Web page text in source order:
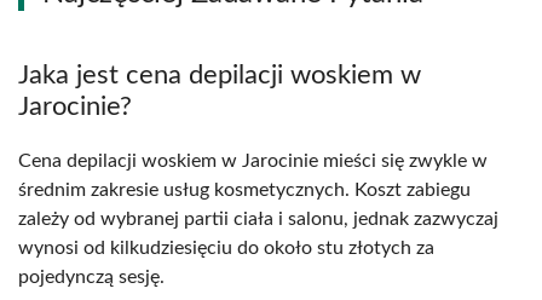
Jaka jest cena depilacji woskiem w
Jarocinie?
Cena depilacji woskiem w Jarocinie mieści się zwykle w
średnim zakresie usług kosmetycznych. Koszt zabiegu
zależy od wybranej partii ciała i salonu, jednak zazwyczaj
wynosi od kilkudziesięciu do około stu złotych za
pojedynczą sesję.